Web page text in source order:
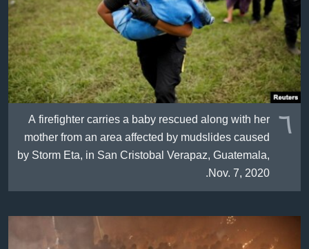
٦ A firefighter carries a baby rescued along with her
mother from an area affected by mudslides caused
by Storm Eta, in San Cristobal Verapaz, Guatemala,
Nov. 7, 2020.